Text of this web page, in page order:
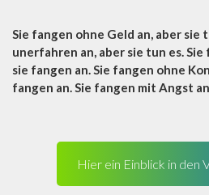
Sie fangen ohne Geld an, aber sie
unerfahren an, aber sie tun es.
sie fangen an. Sie fangen ohne
fangen an. Sie fangen mit Angst
Hier ein Einblick in den